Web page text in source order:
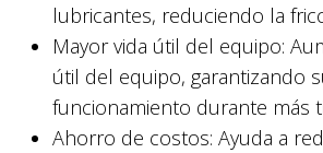
lubricantes, reduciendo la
Mayor vida útil del equipo:
útil del equipo, garantizando
funcionamiento durante más
Ahorro de costos: Ayuda a